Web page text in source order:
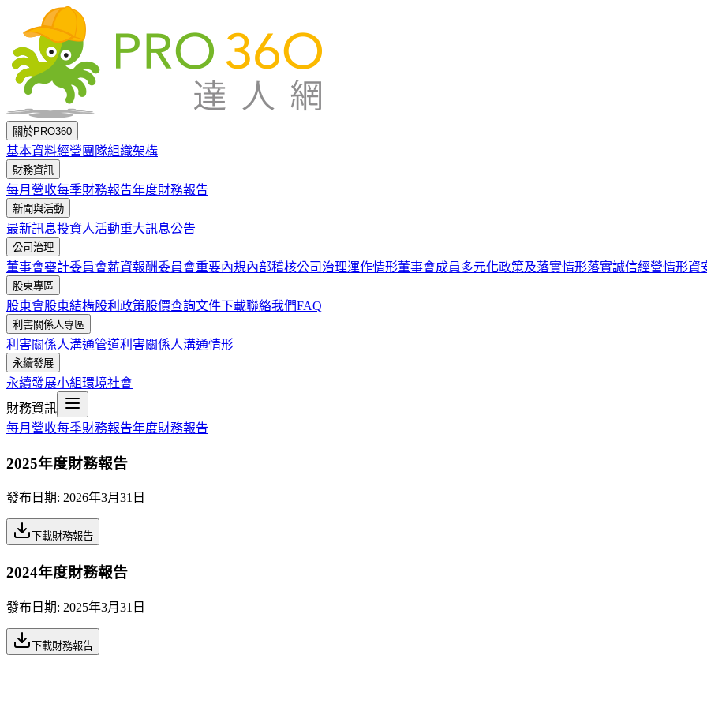
跳到主要內容
關於PRO360
基本資料經營團隊組織架構
財務資訊
每月營收每季財務報告年度財務報告
新聞與活動
最新訊息投資人活動重大訊息公告
公司治理
董事會審計委員會薪資報酬委員會重要內規內部稽核公司治理運作情形董事會成員多元化政策及落實情形落實誠信經營情形資
股東專區
股東會股東結構股利政策股價查詢文件下載聯絡我們FAQ
利害關係人專區
利害關係人溝通管道利害關係人溝通情形
永續發展
永續發展小組環境社會
財務資訊
每月營收每季財務報告年度財務報告
2025年度財務報告
發布日期: 2026年3月31日
下載財務報告
2024年度財務報告
發布日期: 2025年3月31日
下載財務報告